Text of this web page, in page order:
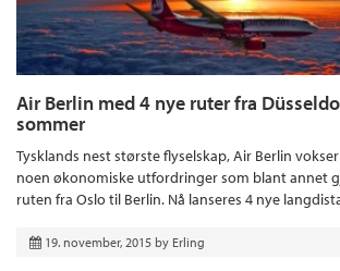
Air Berlin med 4 nye ruter fra
sommer
Tysklands nest største flyselskap, Air Berlin
noen økonomiske utfordringer som blant annet
ruten fra Oslo til Berlin. Nå lanseres 4 nye
19. november, 2015 by Erling